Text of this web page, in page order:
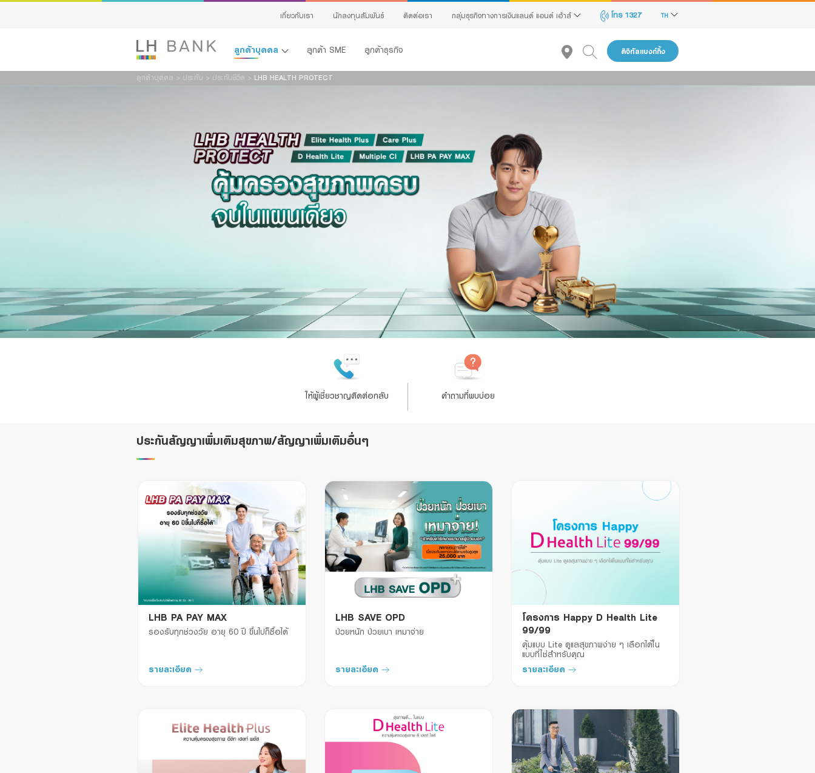
เกี่ยวกับเรา นักลงทุนสัมพันธ์ ติดต่อเรา กลุ่มธุรกิจทางการเงินแลนด์ แอนด์ เฮ้าส์ โทร 1327 TH
ลูกค้าบุคคล ลูกค้า SME ลูกค้าธุรกิจ ดิจิทัลแบงก์กิ้ง
ประกัน
การลงทุน
บริการ
ดิจิทัลแบงก์กิ้ง
ลูกค้าบุคคล > ประกัน > ประกันชีวิต > LHB HEALTH PROTECT
ให้ผู้เชี่ยวชาญติดต่อกลับ
คำถามที่พบบ่อย
ประกันสัญญาเพิ่มเติมสุขภาพ/สัญญาเพิ่มเติมอื่นๆ
LHB PA PAY MAX
รองรับทุกช่วงวัย อายุ 60 ปี ขึ้นไปก็ซื้อได้
รายละเอียด
LHB SAVE OPD
ป่วยหนัก ป่วยเบา เหมาจ่าย
รายละเอียด
โครงการ Happy D Health Lite
99/99
คุ้มแบบ Lite ดูแลสุขภาพง่าย ๆ เลือกได้ใน
แบบที่ใช่สำหรับคุณ
รายละเอียด
สนใจผลิตภัณฑ์
แจ้งข้อมูลให้ผู้เชี่ยวชาญของเราติดต่อกลับ
ชื่อ:
อีเมล:
ผลิตภัณฑ์ที่สนใจ:
รายละเอียดที่ต้องการติดต่อ:
ข้าพเจ้าขอรับรองว่าข้อมูลที่ระบุข้างต้น รวมถึงข้อมูลส่วนบุคคลที่ได้ให้ไว้กับธนาคารข้างต้นนี้ถูก
ต้องและเป็นจริงทุกประการ และข้าพเจ้าประสงค์ให้ไว้แก่ธนาคาร เพื่อให้เจ้าหน้าที่ธนาคารติดต่อกลับข้าพเจ้า
เพื่อให้คำปรึกษาทางการเงินและนำเสนอข้อมูลเกี่ยวกับผลิตภัณฑ์หรือบริการของธนาคารที่ข้าพเจ้าสนใจ
หรือที่ข้าพเจ้าอาจสนใจ
ข้าพเจ้าได้อ่าน ทำความเข้าใจ และรับทราบรายละเอียดการเก็บรวบรวม การใช้ และการเปิดเผยข้อมูล
ส่วนบุคคล รวมทั้งสิทธิของข้าพเจ้า ตามประกาศนโยบายความเป็นส่วนตัวของธนาคารแล้วศึกษาเพิ่มเติม
ได้ที่นี่